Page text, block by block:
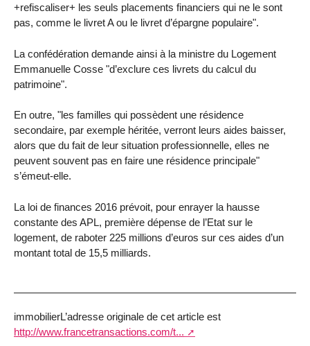
+refiscaliser+ les seuls placements financiers qui ne le sont
pas, comme le livret A ou le livret d’épargne populaire".
La confédération demande ainsi à la ministre du Logement
Emmanuelle Cosse "d’exclure ces livrets du calcul du
patrimoine".
En outre, "les familles qui possèdent une résidence
secondaire, par exemple héritée, verront leurs aides baisser,
alors que du fait de leur situation professionnelle, elles ne
peuvent souvent pas en faire une résidence principale"
s’émeut-elle.
La loi de finances 2016 prévoit, pour enrayer la hausse
constante des APL, première dépense de l’Etat sur le
logement, de raboter 225 millions d’euros sur ces aides d’un
montant total de 15,5 milliards.
immobilierL’adresse originale de cet article est
http://www.francetransactions.com/t...